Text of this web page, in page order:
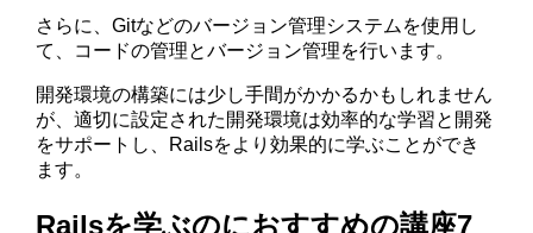
さらに、Gitなどのバージョン管理システムを使用し
て、コードの管理とバージョン管理を行います。
開発環境の構築には少し手間がかかるかもしれません
が、適切に設定された開発環境は効率的な学習と開発
をサポートし、Railsをより効果的に学ぶことができ
ます。
Railsを学ぶのにおすすめの講座7